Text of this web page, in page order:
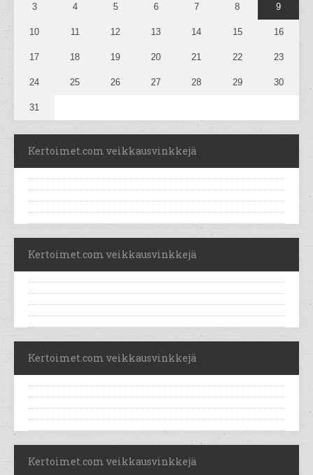
3 4 5 6 7 8 9
10 11 12 13 14 15 16
17 18 19 20 21 22 23
24 25 26 27 28 29 30
31
Kertoimet.com veikkausvinkkejä
Kertoimet.com veikkausvinkkejä
Kertoimet.com veikkausvinkkejä
Kertoimet.com veikkausvinkkejä